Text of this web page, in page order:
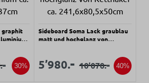
graphit
Preis:
- 30%
Sideboard Soma Lack graublau
matt und hochglanz von
Verkaufspreis:
Verkaufspreis:
5’980.- Regulärer Preis:
10’070.- 40%